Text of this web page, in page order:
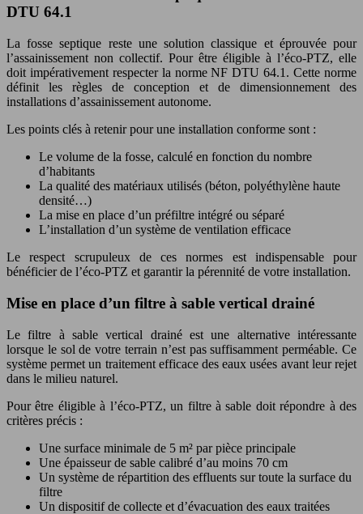
DTU 64.1
La fosse septique reste une solution classique et éprouvée pour
l’assainissement non collectif. Pour être éligible à l’éco-PTZ, elle
doit impérativement respecter la norme NF DTU 64.1. Cette norme
définit les règles de conception et de dimensionnement des
installations d’assainissement autonome.
Les points clés à retenir pour une installation conforme sont :
Le volume de la fosse, calculé en fonction du nombre
d’habitants
La qualité des matériaux utilisés (béton, polyéthylène haute
densité…)
La mise en place d’un préfiltre intégré ou séparé
L’installation d’un système de ventilation efficace
Le respect scrupuleux de ces normes est indispensable pour
bénéficier de l’éco-PTZ et garantir la pérennité de votre installation.
Mise en place d’un filtre à sable vertical drainé
Le filtre à sable vertical drainé est une alternative intéressante
lorsque le sol de votre terrain n’est pas suffisamment perméable. Ce
système permet un traitement efficace des eaux usées avant leur rejet
dans le milieu naturel.
Pour être éligible à l’éco-PTZ, un filtre à sable doit répondre à des
critères précis :
Une surface minimale de 5 m² par pièce principale
Une épaisseur de sable calibré d’au moins 70 cm
Un système de répartition des effluents sur toute la surface du
filtre
Un dispositif de collecte et d’évacuation des eaux traitées